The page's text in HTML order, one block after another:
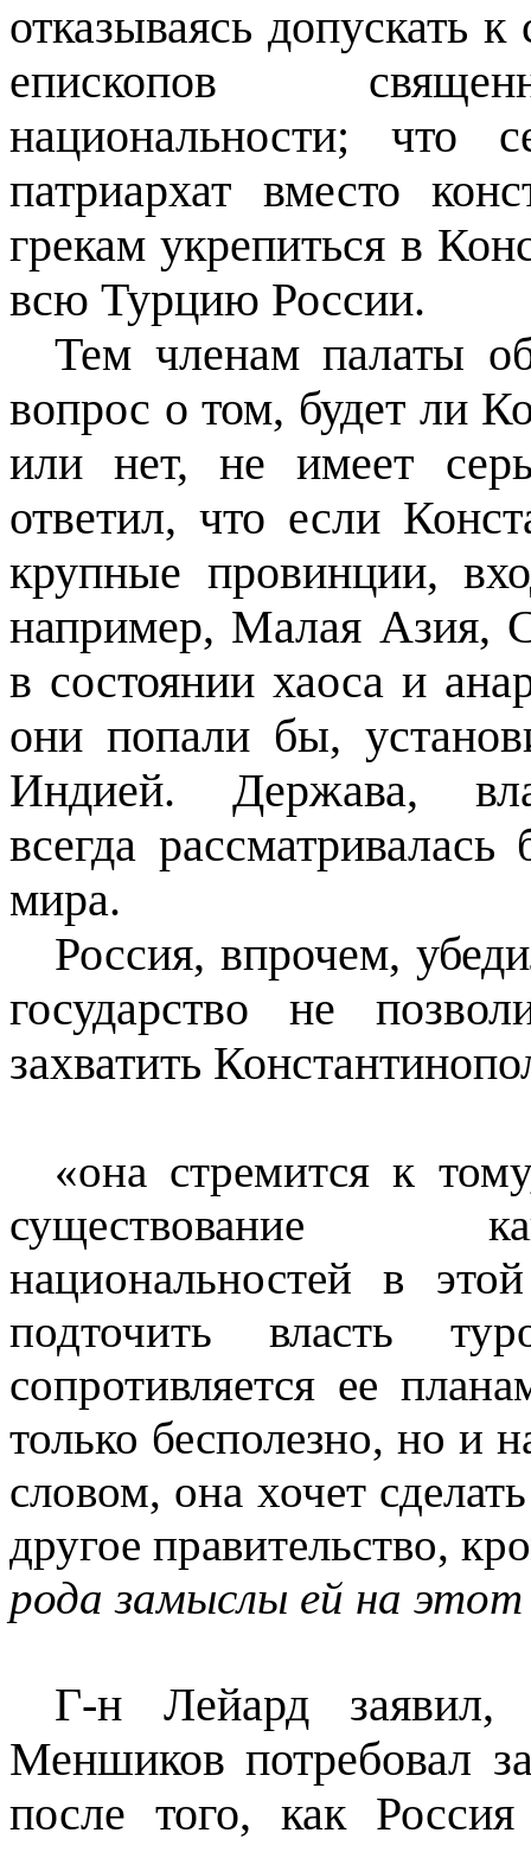
отказываясь допускать
епископов
национальности; что
патриархат вместо
грекам укрепиться в
всю Турцию России.
Тем членам палаты
вопрос о том, будет ли
или нет, не имеет
ответил, что если
крупные провинции,
например, Малая Азия,
в состоянии хаоса и
они попали бы,
Индией. Держава,
всегда
мира.
Россия, впрочем,
государство не
захватить
«она стремится к
существование
национальностей в
подточить власть
сопротивляется ее
только бесполезно, но и
словом, она хочет
другое правительство,
рода замыслы ей на этот
Г-н Лейард заявил,
Меншиков потребовал
после того, как